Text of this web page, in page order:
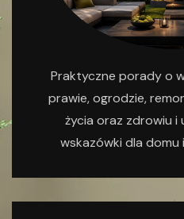
Praktyczne porady o
prawie, ogrodzie,
życia oraz zdrowiu i
wskazówki dla domu